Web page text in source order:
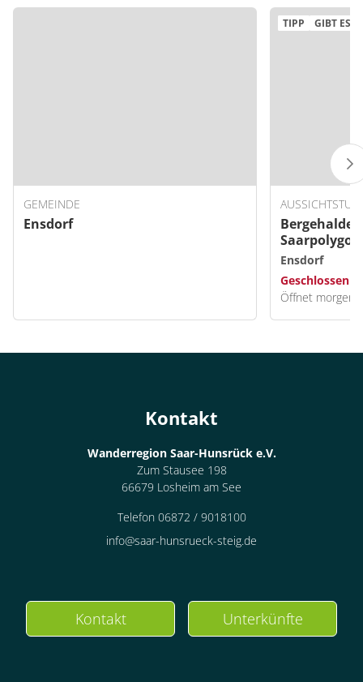
GEMEINDE
Ensdorf
TIPP GIBT ES
Bergehalde
Saarpolygon
Ensdorf
Geschlossen
Öffnet morgen
Kontakt
Wanderregion Saar-Hunsrück e.V.
Zum Stausee 198
66679 Losheim am See
Telefon 06872 / 9018100
info@saar-hunsrueck-steig.de
Kontakt Unterkünfte